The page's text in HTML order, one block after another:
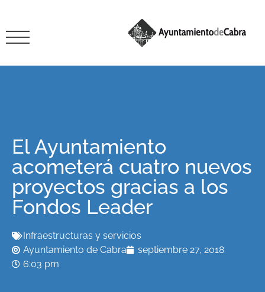
El Ayuntamiento
acometerá cuatro nuevos
proyectos gracias a los
Fondos Leader
Infraestructuras y servicios
Ayuntamiento de Cabra
septiembre 27, 2018
6:03 pm